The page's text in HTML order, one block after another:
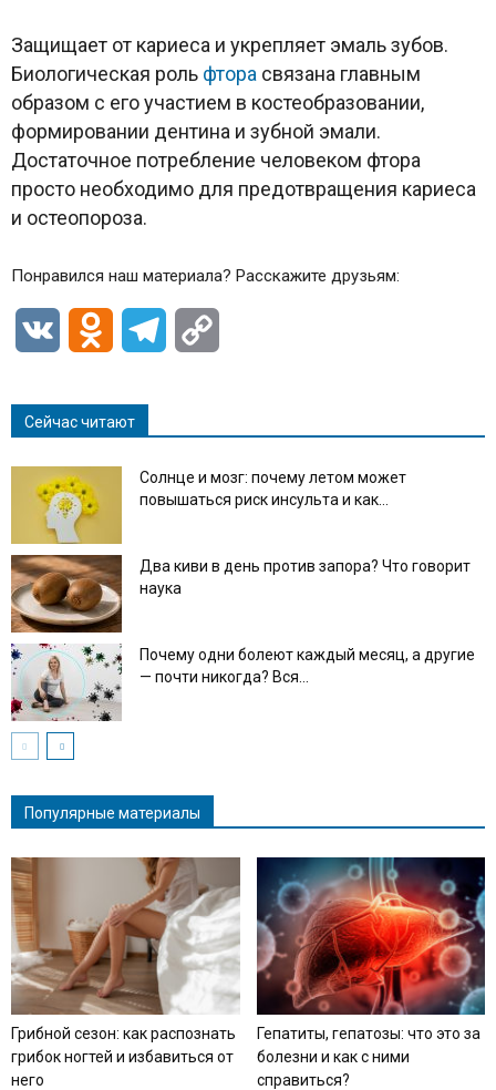
Защищает от кариеса и укрепляет эмаль зубов.
Биологическая роль фтора связана главным
образом с его участием в костеобразовании,
формировании дентина и зубной эмали.
Достаточное потребление человеком фтора
просто необходимо для предотвращения кариеса
и остеопороза.
Понравился наш материала? Расскажите друзьям:
VK Odnoklassniki
Telegram
Сейчас читают
Солнце и мозг: почему летом может
повышаться риск инсульта и как...
Два киви в день против запора? Что говорит
наука
Почему одни болеют каждый месяц, а другие
— почти никогда? Вся...
Популярные материалы
Грибной сезон: как распознать
грибок ногтей и избавиться от
него
Гепатиты, гепатозы: что это за
болезни и как с ними
справиться?